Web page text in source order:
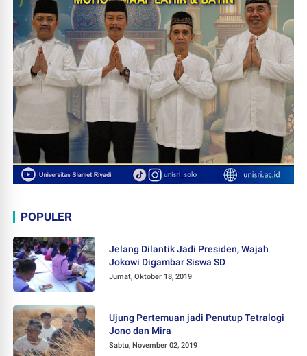
POPULER
Jelang Dilantik Jadi Presiden, Wajah
Jokowi Digambar Siswa SD
Jumat, Oktober 18, 2019
Ujung Pertemuan jadi Penutup Tetralogi
Jono dan Mira
Sabtu, November 02, 2019